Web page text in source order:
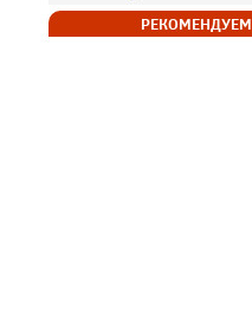
РЕКОМЕНДУЕМ